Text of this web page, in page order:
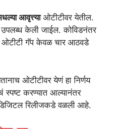
आवृत्त्याओटीटीवर येतील.
केली जाईल. कोविडनंतर
ओटीटी गॅप केवळ चार आठवडे
ओटीटीवर येणं हा निर्णय
स्पष्ट करण्यात आल्यानंतर
रिलीजकडे वळली आहे.